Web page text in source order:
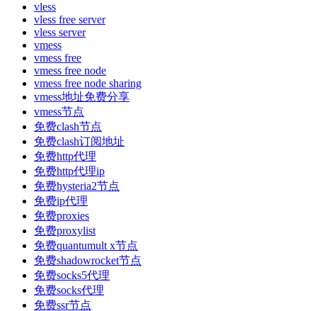
vless
vless free server
vless server
vmess
vmess free
vmess free node
vmess free node sharing
vmess地址免费分享
vmess节点
免费clash节点
免费clash订阅地址
免费http代理
免费http代理ip
免费hysteria2节点
免费ip代理
免费proxies
免费proxylist
免费quantumult x节点
免费shadowrocket节点
免费socks5代理
免费socks代理
免费ssr节点